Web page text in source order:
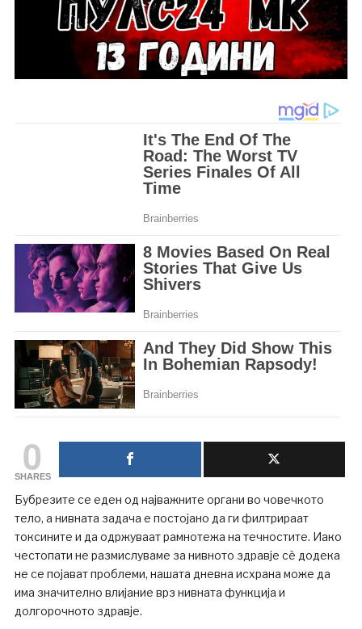
0
SHARES
Бубрезите се еден од најважните органи во човечкото
тело, а нивната задача е постојано да ги филтрираат
токсините и да одржуваат рамнотежа на течностите. Иако
честопати не размислуваме за нивното здравје сè додека
не се појават проблеми, нашата дневна исхрана може да
има значително влијание врз нивната функција и
долгорочното здравје.